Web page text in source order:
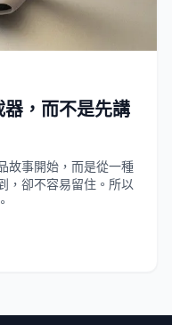
，而不是先講
故事開始，而是從一種
，卻不容易留住。所以